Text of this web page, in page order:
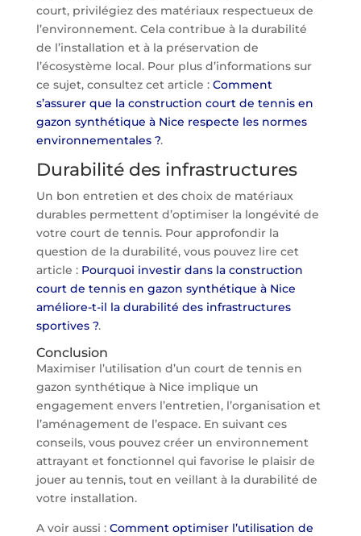
court, privilégiez des matériaux respectueux de
l’environnement. Cela contribue à la durabilité
de l’installation et à la préservation de
l’écosystème local. Pour plus d’informations sur
ce sujet, consultez cet article : Comment
s’assurer que la construction court de tennis en
gazon synthétique à Nice respecte les normes
environnementales ?.
Durabilité des infrastructures
Un bon entretien et des choix de matériaux
durables permettent d’optimiser la longévité de
votre court de tennis. Pour approfondir la
question de la durabilité, vous pouvez lire cet
article : Pourquoi investir dans la construction
court de tennis en gazon synthétique à Nice
améliore-t-il la durabilité des infrastructures
sportives ?.
Conclusion
Maximiser l’utilisation d’un court de tennis en
gazon synthétique à Nice implique un
engagement envers l’entretien, l’organisation et
l’aménagement de l’espace. En suivant ces
conseils, vous pouvez créer un environnement
attrayant et fonctionnel qui favorise le plaisir de
jouer au tennis, tout en veillant à la durabilité de
votre installation.
A voir aussi : Comment optimiser l’utilisation de